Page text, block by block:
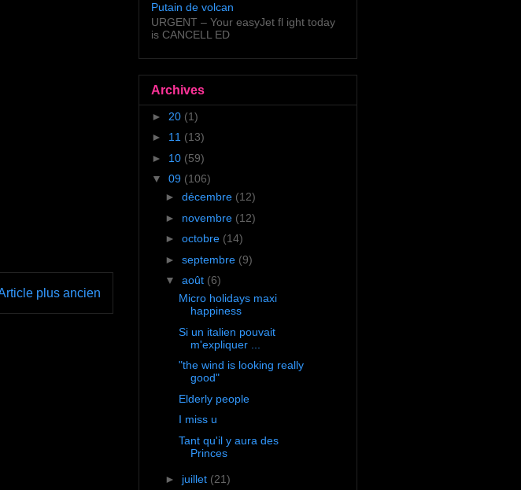
plus ancien
Putain de volcan
URGENT – Your easyJet fl ight today
is CANCELL ED
Archives
► 20 (1)
► 11 (13)
► 10 (59)
▼ 09 (106)
► décembre (12)
► novembre (12)
► octobre (14)
► septembre (9)
▼ août (6)
Micro holidays maxi
happiness
Si un italien pouvait
m'expliquer ...
"the wind is looking really
good"
Elderly people
I miss u
Tant qu'il y aura des
Princes
► juillet (21)